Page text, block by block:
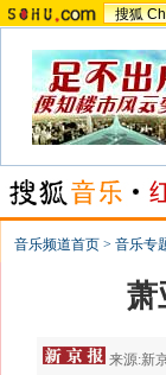
搜狐
音乐频道首页 > 音乐专
萧
来源:新